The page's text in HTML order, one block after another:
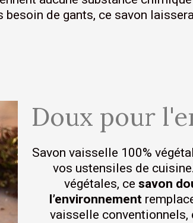
besoin de gants, ce savon
Doux pour
Savon vaisselle 100%
vos ustensiles de
végétales, ce savon
l’environnement
vaisselle conventionnels,